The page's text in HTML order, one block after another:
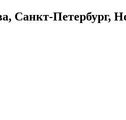
Санкт-Петербург,